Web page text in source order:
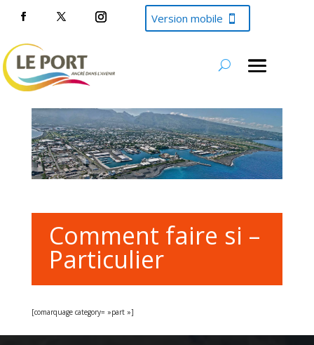
Version mobile
Comment faire si –
Particulier
[comarquage category= »part »]